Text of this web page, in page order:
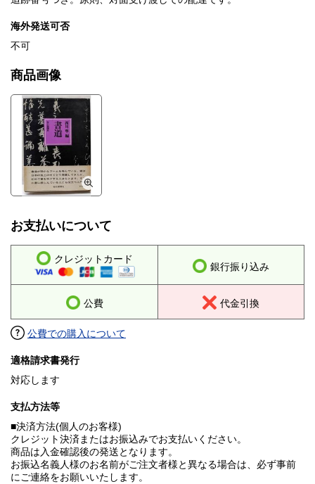
海外発送可否
不可
商品画像
お支払いについて
クレジットカード
銀行振り込み
公費 代金引換
公費での購入について
適格請求書発行
対応します
支払方法等
■決済方法(個人のお客様)
クレジット決済またはお振込みでお支払いください。
商品は入金確認後の発送となります。
お振込名義人様のお名前がご注文者様と異なる場合は、必ず事前
にご連絡をお願いいたします。